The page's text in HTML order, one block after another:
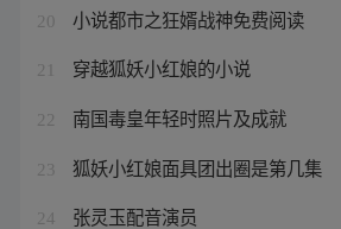
20 小说都市之狂婿战神免费阅读
21 穿越狐妖小红娘的小说
22 南国毒皇年轻时照片及成就
23 狐妖小红娘面具团出圈是第几集
24 张灵玉配音演员